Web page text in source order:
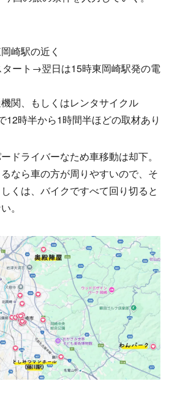
崎駅の近く
ート→翌日は15時東岡崎駅発の電
関、もしくはレンタサイクル
時半から1時間半ほどの取材あり
ドライバーなため車移動は却下。
なら車の方が周りやすいので、そ
くは、バイクですべて回り切ると
。